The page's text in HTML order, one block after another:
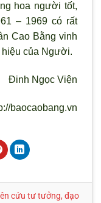
hoa người tốt,
– 1969 có rất
Cao Bằng vinh
của Người.
Đinh Ngọc Viện
baocaobang.vn
cứu tư tưởng, đạo